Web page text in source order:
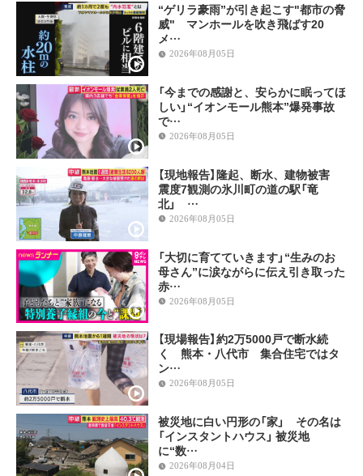
“ゲリラ豪雨”が引き起こす"都市の脅
威" マンホールを吹き飛ばす20
メ…
2026年08月05日
「今までの感謝と、安らかに眠ってほ
しい」“イオンモール熊本”爆発事故
で…
2026年08月05日
【現地報告】隆起、断水、建物被害
震度7観測の氷川町の道の駅「竜
北」 …
2026年08月05日
「大切に育てていきます」“生みのお
母さん”に涙ながらに伝え引き取った
赤…
2026年08月05日
【現場報告】約2万5000戸で断水続
く 熊本・八代市 集合住宅ではタ
ン…
2026年08月05日
被災地に白い円形の「家」 その名は
「インスタントハウス」 被災地
に“数…
2026年08月04日